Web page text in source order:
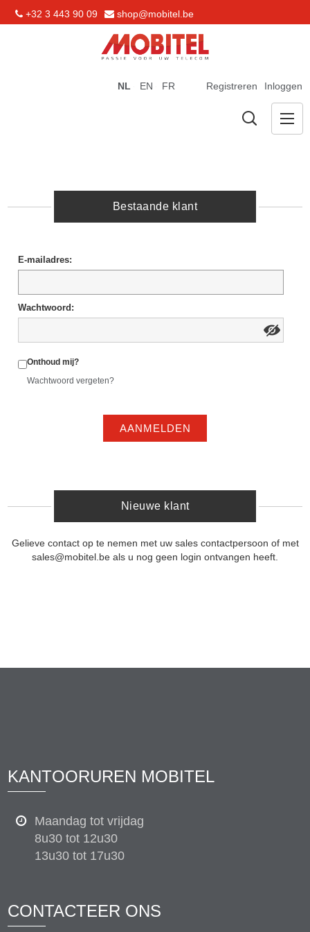
+32 3 443 90 09 shop@mobitel.be
Registreren Inloggen
NL EN FR
Bestaande klant
E-mailadres:
Wachtwoord:
Onthoud mij?
Wachtwoord vergeten?
AANMELDEN
Nieuwe klant
Gelieve contact op te nemen met uw sales contactpersoon of met
sales@mobitel.be als u nog geen login ontvangen heeft.
KANTOORUREN MOBITEL
Maandag tot vrijdag
8u30 tot 12u30
13u30 tot 17u30
CONTACTEER ONS